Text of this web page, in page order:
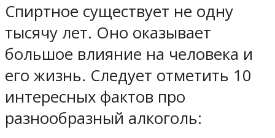
Спиртное существует не одну
тысячу лет. Оно оказывает
большое влияние на человека и
его жизнь. Следует отметить 10
интересных фактов про
разнообразный алкоголь: